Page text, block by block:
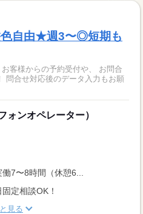
色自由★週3〜◎短期も
問合せ対応後のデータ入力もお願
ォンオペレーター）
7〜8時間（休憩6...
定相談OK！
見る